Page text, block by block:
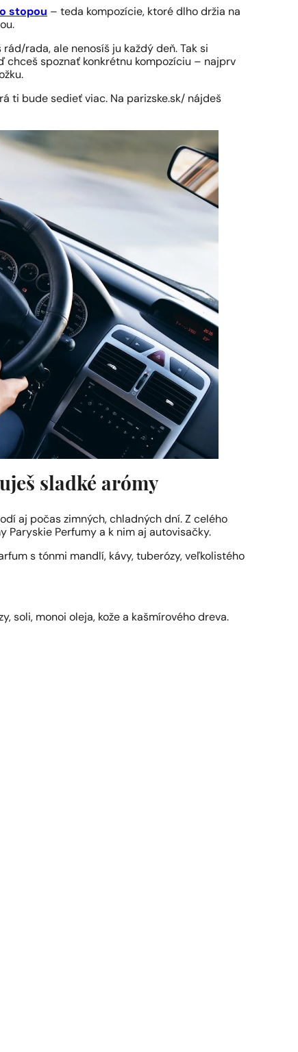
stopou – teda kompozície, ktoré dlho držia na
rada, ale nenosíš ju každý deň. Tak si
chceš spoznať konkrétnu kompozíciu – najprv
ti bude sedieť viac. Na parizske.sk/ nájdeš
sladké arómy
aj počas zimných, chladných dní. Z celého
Perfumy a k nim aj autovisačky.
s tónmi mandlí, kávy, tuberózy, veľkolistého
soli, monoi oleja, kože a kašmírového dreva.